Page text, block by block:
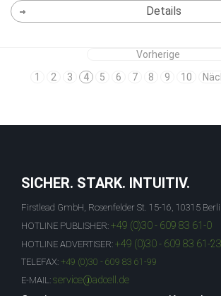
Details
Vorherige
1
2 3 4 5 6 7 8 9 10
SICHER. STARK. INTUITIV.
Firstlead GmbH, Rosenfelder St. 15-16, 10315
HOTLINE PUBLISHER: +49 (0)30 - 609 83 61-0
HOTLINE ADVERTISER: +49 (0)30 - 609 83 61-23
TELEFAX: +49 (0)30 - 609 83 61-99
E-MAIL: service@adcell.de